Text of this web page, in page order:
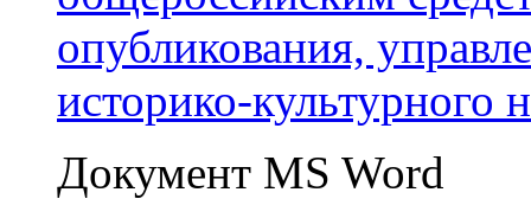
опубликования,
историко-культурного
Документ MS Word